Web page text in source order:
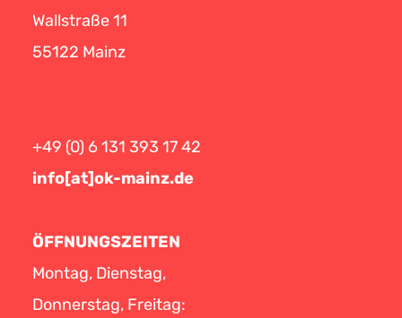
Wallstraße 11
55122 Mainz
+49 (0) 6 131 393 17 42
info[at]ok-mainz.de
ÖFFNUNGSZEITEN
Montag, Dienstag,
Donnerstag, Freitag: